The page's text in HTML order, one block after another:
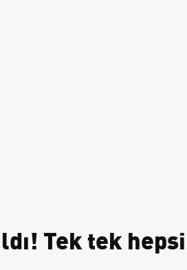
Tek tek hepsi